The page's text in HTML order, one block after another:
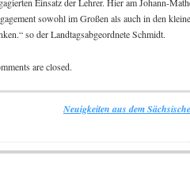
Einsatz der Lehrer. Hier am Johann-
sowohl im Großen als auch in den
so der Landtagsabgeordnete Schmidt.
are closed.
Neuigkeiten aus dem